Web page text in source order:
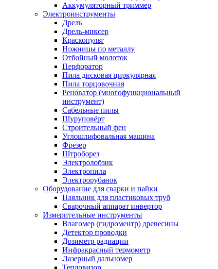
Аккумуляторный триммер
Электроинструменты
Дрель
Дрель-миксер
Краскопульт
Ножницы по металлу
Отбойный молоток
Перфоратор
Пила дисковая циркулярная
Пила торцовочная
Реноватор (многофункциональный
инструмент)
Сабельные пилы
Шуруповёрт
Строительный фен
Углошлифовальная машина
Фрезер
Штроборез
Электролобзик
Электропила
Электрорубанок
Оборудование для сварки и пайки
Паяльник для пластиковых труб
Сварочный аппарат инвертор
Измерительные инструменты
Влагомер (гидроментр) древесины
Детектор проводки
Дозиметр радиации
Инфракрасный термометр
Лазерный дальномер
Тепловизор